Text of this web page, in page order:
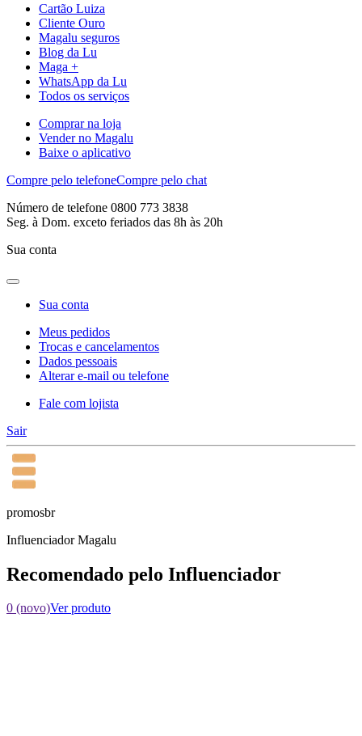
Cartão Luiza
Cliente Ouro
Magalu seguros
Blog da Lu
Maga +
WhatsApp da Lu
Todos os serviços
Comprar na loja
Vender no Magalu
Baixe o aplicativo
Compre pelo telefoneCompre pelo chat
Número de telefone 0800 773 3838
Seg. à Dom. exceto feriados das 8h às 20h
Sua conta
Sua conta
Meus pedidos
Trocas e cancelamentos
Dados pessoais
Alterar e-mail ou telefone
Fale com lojista
Sair
promosbr
Influenciador Magalu
Recomendado pelo Influenciador
0 (novo)Ver produto